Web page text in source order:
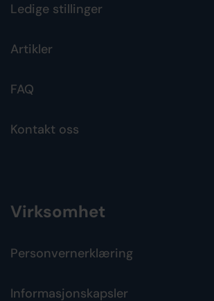
Ledige stillinger
Artikler
FAQ
Kontakt oss
Virksomhet
Personvernerklæring
Informasjonskapsler